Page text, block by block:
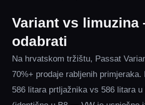
Variant vs
odabrati
Na hrvatskom tržištu, Passat
70%+ prodaje rabljenih primjeraka.
586 litara prtljažnika vs 586 litara u